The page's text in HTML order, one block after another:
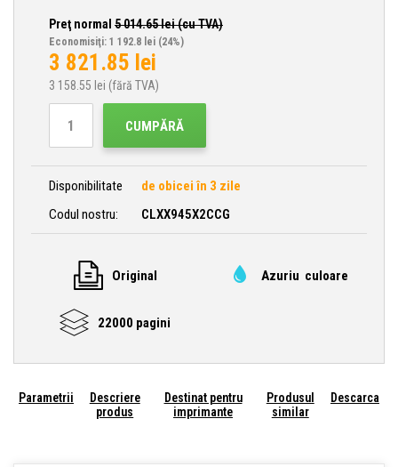
Preţ normal 5 014.65lei (cu TVA)
Economisiţi: 1 192.8 lei (24%)
3 821.85 lei
3 158.55 lei (fără TVA)
CUMPĂRĂ
Disponibilitate
de obicei în 3 zile
Codul nostru:
CLXX945X2CCG
Original Azuriu culoare
22000 pagini
Parametrii
Descriere
produs
Destinat pentru
imprimante
Produsul
similar
Descarca